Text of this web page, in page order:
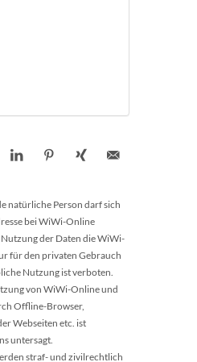
natürliche Person darf sich
bei WiWi-Online
der Daten die WiWi-
für den privaten Gebrauch
Nutzung ist verboten.
von WiWi-Online und
Offline-Browser,
Webseiten etc. ist
untersagt.
straf- und zivilrechtlich